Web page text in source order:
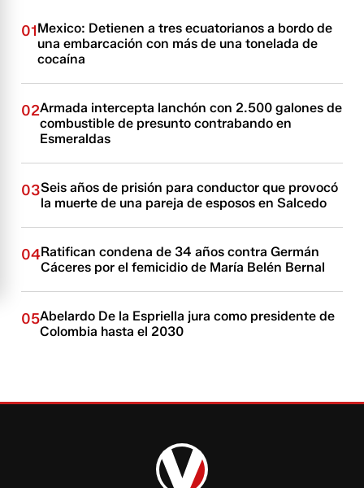
01Mexico: Detienen a tres ecuatorianos a bordo de
una embarcación con más de una tonelada de
cocaína
02Armada intercepta lanchón con 2.500 galones de
combustible de presunto contrabando en
Esmeraldas
03Seis años de prisión para conductor que provocó
la muerte de una pareja de esposos en Salcedo
04Ratifican condena de 34 años contra Germán
Cáceres por el femicidio de María Belén Bernal
05Abelardo De la Espriella jura como presidente de
Colombia hasta el 2030